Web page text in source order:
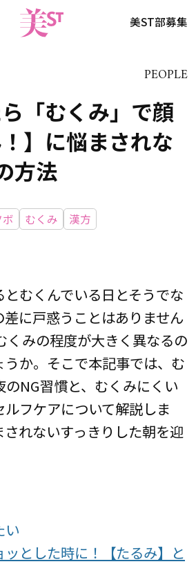
美ST部募集
PEOPLE
ら「むくみ」で顔
】に悩まされな
方法
ボ むくみ 漢方
むくんでいる日とそうでな
に戸惑うことはありません
くみの程度が大きく異なるの
か。そこで本記事では、む
のNG習慣と、むくみにくい
フケアについて解説しま
れないすっきりした朝を迎
い
とした時に！【たるみ】と